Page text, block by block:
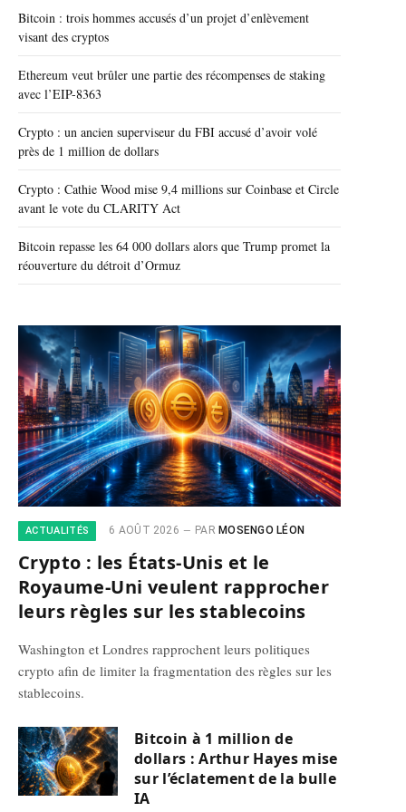
Bitcoin : trois hommes accusés d’un projet d’enlèvement
visant des cryptos
Ethereum veut brûler une partie des récompenses de staking
avec l’EIP-8363
Crypto : un ancien superviseur du FBI accusé d’avoir volé
près de 1 million de dollars
Crypto : Cathie Wood mise 9,4 millions sur Coinbase et Circle
avant le vote du CLARITY Act
Bitcoin repasse les 64 000 dollars alors que Trump promet la
réouverture du détroit d’Ormuz
ACTUALITÉS 6 AOÛT 2026 PAR MOSENGO LÉON
Crypto : les États-Unis et le
Royaume-Uni veulent rapprocher
leurs règles sur les stablecoins
Washington et Londres rapprochent leurs politiques
crypto afin de limiter la fragmentation des règles sur les
stablecoins.
Bitcoin à 1 million de
dollars : Arthur Hayes mise
sur l’éclatement de la bulle
IA